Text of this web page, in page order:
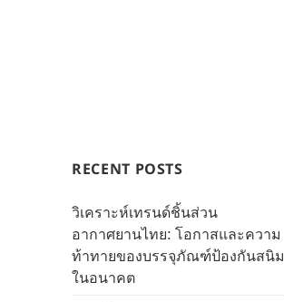
RECENT POSTS
วิเคราะห์เทรนด์ชิ้นส่วน
อากาศยานไทย: โอกาสและความ
ท้าทายของบรรจุภัณฑ์ป้องกันสนิม
ในอนาคต